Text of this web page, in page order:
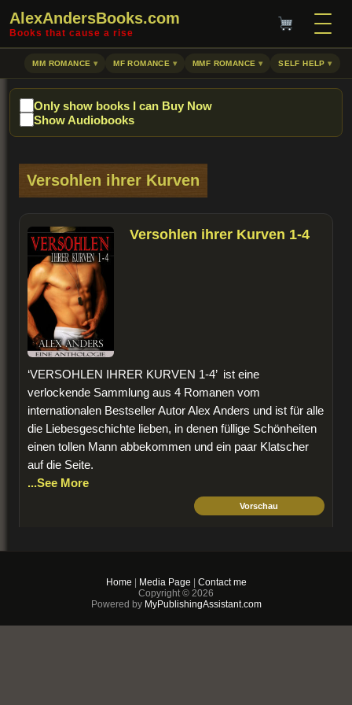
AlexAndersBooks.com
Books that cause a rise
MM ROMANCE MF ROMANCE MMF ROMANCE SELF HELP
Only show books I can Buy Now
Show Audiobooks
Versohlen ihrer Kurven
Versohlen ihrer Kurven 1-4
‘VERSOHLEN IHRER KURVEN 1-4’ ist eine
verlockende Sammlung aus 4 Romanen vom
internationalen Bestseller Autor Alex Anders und ist für alle
die Liebesgeschichte lieben, in denen füllige Schönheiten
einen tollen Mann abbekommen und ein paar Klatscher
auf die Seite.
...See More
Vorschau
iPhone/Android/Kindle)
Buy Now
Home Media Page
Contact me
Copyright © 2026
Powered byMyPublishingAssistant.com